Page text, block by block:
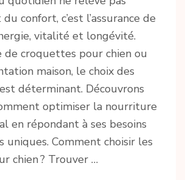
confort, c’est l’assurance de
vitalité et longévité.
de croquettes pour chien ou
maison, le choix des
déterminant. Découvrons
optimiser la nourriture
en répondant à ses besoins
uniques. Comment choisir les
chien ? Trouver …